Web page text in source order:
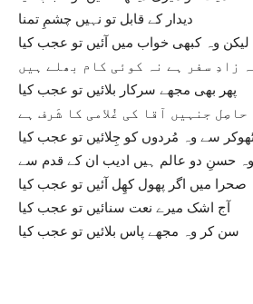
دیدار کے قابل تو نہیں چشمِ تمنا
لیکن وہ کبھی خواب میں آئیں تو عجب کیا
زادِ سفر ہے نہ کوئی کام بھلے ہیں
پھر بھی مجھے سرکار بلائیں تو عجب کیا
حاصِل جنہیں آقا کی غُلامی کا شَرف ہے
سے وہ مُردوں کو جِلائیں تو عجب کیا
وہ حسنِ دو عالم ہیں ادیب ان کے قدم سے
صحرا میں اگر پھول کھِل آئیں تو عجب کیا
آج اشک میرے نعت سنائیں تو عجب کیا
سن کر وہ مجھے پاس بلائیں تو عجب کیا